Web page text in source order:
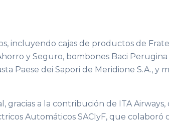
incluyendo cajas de productos de
y Seguro, bombones Baci
Paese dei Sapori de Meridione S.A., y
gracias a la contribución de ITA
Automáticos SACIyF, que